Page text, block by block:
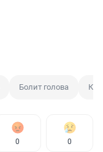
Болит голова
0 0